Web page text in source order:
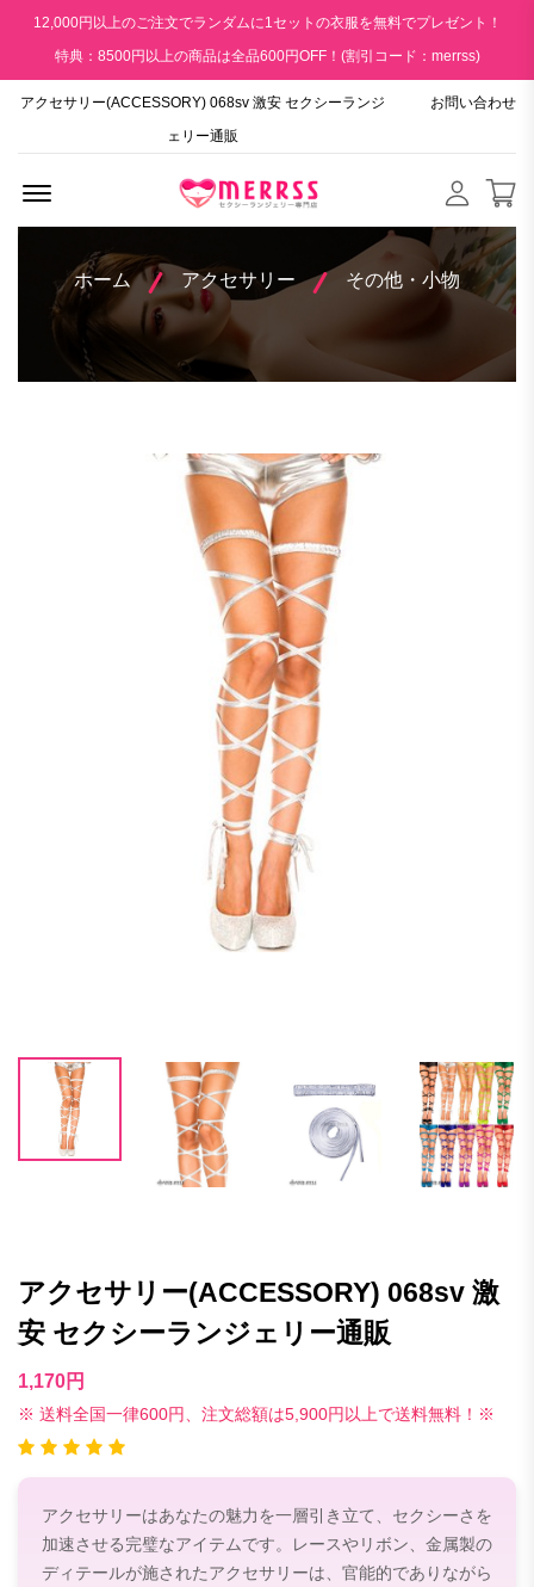
12,000円以上のご注文でランダムに1セットの衣服を無料でプレゼント！
特典：8500円以上の商品は全品600円OFF！(割引コード：merrss)
アクセサリー(ACCESSORY) 068sv 激安 セクシーランジ
ェリー通販
お問い合わせ
ホーム アクセサリー その他・小物
アクセサリー(ACCESSORY) 068sv 激
安 セクシーランジェリー通販
1,170円
※ 送料全国一律600円、注文総額は5,900円以上で送料無料！※
アクセサリーはあなたの魅力を一層引き立て、セクシーさを
加速させる完璧なアイテムです。レースやリボン、金属製の
ディテールが施されたアクセサリーは、官能的でありながら